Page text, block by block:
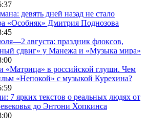
девять дней назад не стало
«Особняк» Дмитрия Поднозова
августа: праздник флоксов,
сдвиг» у Манежа и «Музыка мира»
«Матрица» в российской глуши. Чем
«Непокой» с музыкой Курехина?
7 ярких текстов о реальных людях от
до Энтони Хопкинса